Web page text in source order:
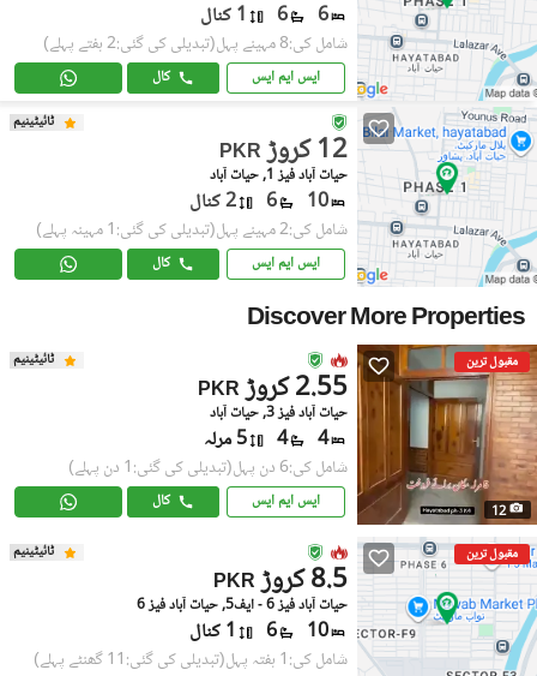
6
6 1 کنال
شامل کی:8 مہینے پہل (تبدیلی کی گئی:2 ہفتے پہلے)
ایس ایم ایس کال
ٹائیٹینیم
PKR 12 کروڑ
حیات آباد فیز 1, حیات آباد
10
6 2 کنال
شامل کی:2 مہینے پہل (تبدیلی کی گئی:1 مہینہ پہلے)
ایس ایم ایس کال
Discover More Properties
مقبول ترین
12
ٹائیٹینیم
PKR 2.55 کروڑ
حیات آباد فیز 3, حیات آباد
4
4 5 مرلہ
شامل کی:6 دن پہل (تبدیلی کی گئی:1 دن پہلے)
ایس ایم ایس کال
مقبول ترین ٹائیٹینیم
PKR 8.5 کروڑ
حیات آباد فیز 6 - ایف5, حیات آباد فیز 6
10
6 1 کنال
شامل کی:1 ہفتہ پہل (تبدیلی کی گئی:11 گھنٹے پہلے)